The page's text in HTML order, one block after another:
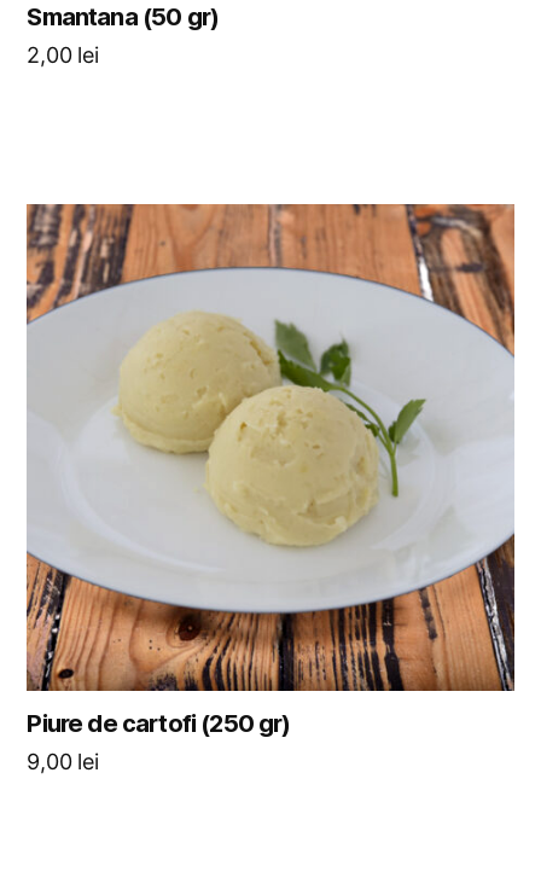
Smantana (50 gr)
2,00 lei
Piure de cartofi (250 gr)
9,00 lei